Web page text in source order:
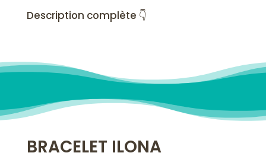
Description complète 👇
BRACELET ILONA